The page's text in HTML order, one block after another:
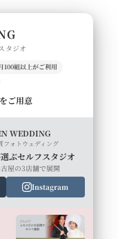
タジオ
100組以上がご利用
ご用意
WEDDING
フォトウェディング
ぶセルフスタジオ
屋の3店舗で展開
Instagram